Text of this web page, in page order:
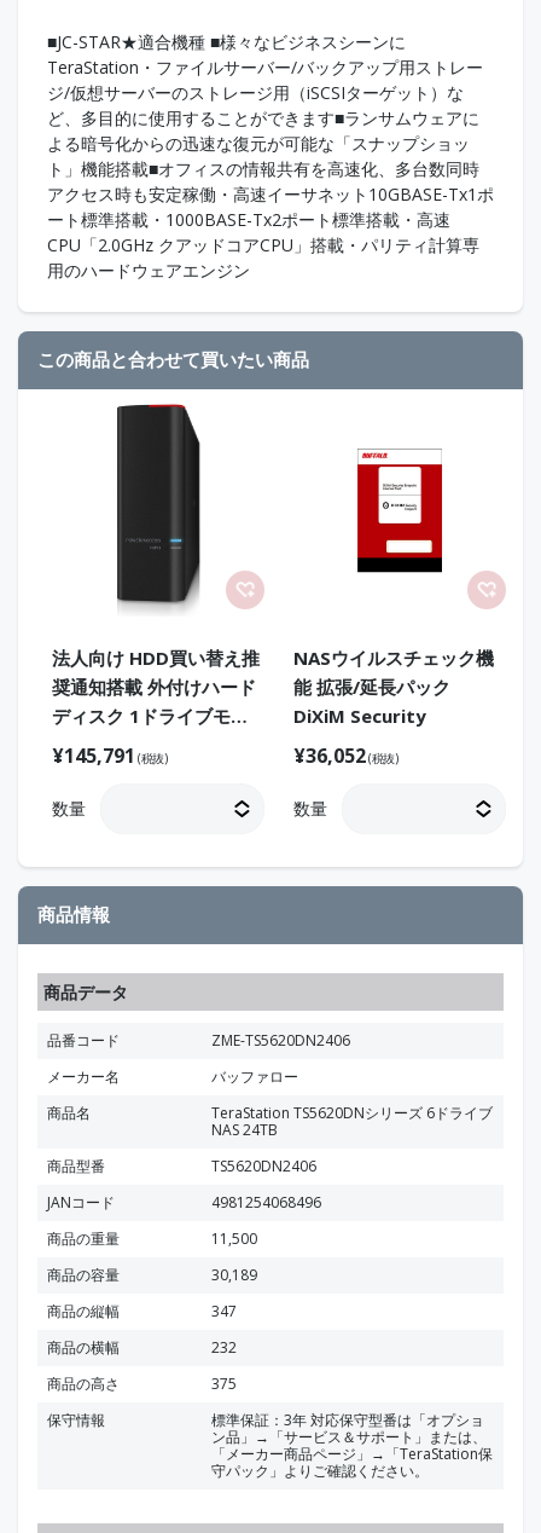
■JC-STAR★適合機種 ■様々なビジネスシーンに
TeraStation・ファイルサーバー/バックアップ用ストレー
ジ/仮想サーバーのストレージ用（iSCSIターゲット）な
ど、多目的に使用することができます■ランサムウェアに
よる暗号化からの迅速な復元が可能な「スナップショッ
ト」機能搭載■オフィスの情報共有を高速化、多台数同時
アクセス時も安定稼働・高速イーサネット10GBASE-Tx1ポ
ート標準搭載・1000BASE-Tx2ポート標準搭載・高速
CPU「2.0GHz クアッドコアCPU」搭載・パリティ計算専
用のハードウェアエンジン
この商品と合わせて買いたい商品
法人向け HDD買い替え推
奨通知搭載 外付けハード
ディスク 1ドライブモデ
ル 16TB
¥145,791 (税抜)
数量
NASウイルスチェック機
能 拡張/延長パック
DiXiM Security
¥36,052(税抜)
数量
商品情報
商品データ
品番コード
ZME-TS5620DN2406
メーカー名
バッファロー
商品名
TeraStation TS5620DNシリーズ 6ドライブ
NAS 24TB
商品型番
TS5620DN2406
JANコード
4981254068496
商品の重量
11,500
商品の容量
30,189
商品の縦幅
347
商品の横幅
232
商品の高さ
375
保守情報
標準保証：3年 対応保守型番は「オプショ
ン品」→「サービス＆サポート」または、
「メーカー商品ページ」→「TeraStation保
守パック」よりご確認ください。